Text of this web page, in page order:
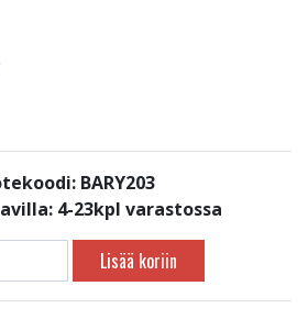
BARY203
4-23kpl varastossa
Lisää koriin